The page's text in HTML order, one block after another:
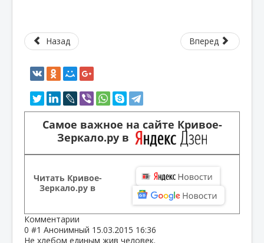
Назад Вперед
Самое важное на сайте Кривое-
Зеркало.ру в
Читать Кривое-
Зеркало.ру в
Комментарии
0 #1 Анонимный 15.03.2015 16:36
Не хлебом единым жив человек.